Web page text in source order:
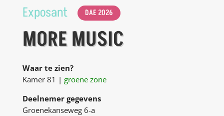
Exposant DAE 2026
MORE MUSIC
Waar te zien?
Kamer 81 | groene zone
Deelnemer gegevens
Groenekanseweg 6-a